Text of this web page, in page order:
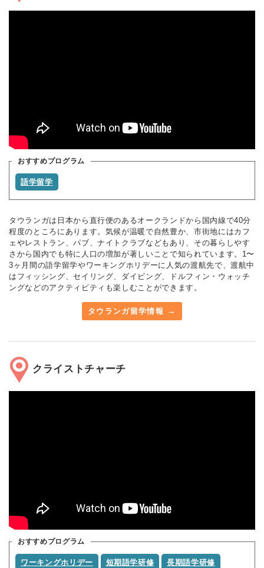
おすすめプログラム
語学留学
タウランガは日本から直行便のあるオークランドから国内線で40分
程度のところにあります。気候が温暖で自然豊か、市街地にはカフ
ェやレストラン、パブ、ナイトクラブなどもあり、その暮らしやす
さから国内でも特に人口の増加が著しいことで知られています。1〜
3ヶ月間の語学留学やワーキングホリデーに人気の渡航先で、渡航中
はフィッシング、セイリング、ダイビング、ドルフィン・ウォッチ
ングなどのアクティビティも楽しむことができます。
タウランガ留学情報
クライストチャーチ
おすすめプログラム
ワーキングホリデー 短期語学研修 長期語学研修